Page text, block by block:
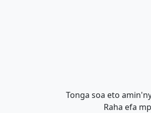
Tonga soa eto
Raha efa